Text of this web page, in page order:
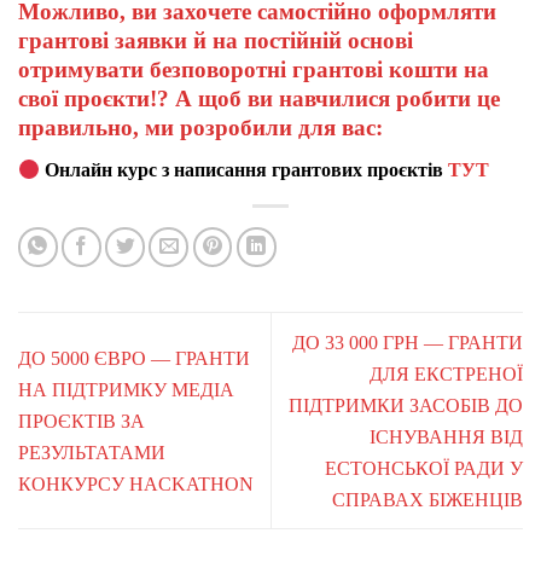
Можливо, ви захочете самостійно оформляти
грантові заявки й на постійній основі
отримувати безповоротні грантові кошти на
свої проєкти!? А щоб ви навчилися робити це
правильно, ми розробили для вас:
Онлайн курс з написання грантових проєктівТУТ
ДО 5000 ЄВРО — ГРАНТИ
НА ПІДТРИМКУ МЕДІА
ПРОЄКТІВ ЗА
РЕЗУЛЬТАТАМИ
КОНКУРСУ HACKATHON
ДО 33 000 ГРН — ГРАНТИ
ДЛЯ ЕКСТРЕНОЇ
ПІДТРИМКИ ЗАСОБІВ ДО
ІСНУВАННЯ ВІД
ЕСТОНСЬКОЇ РАДИ У
СПРАВАХ БІЖЕНЦІВ